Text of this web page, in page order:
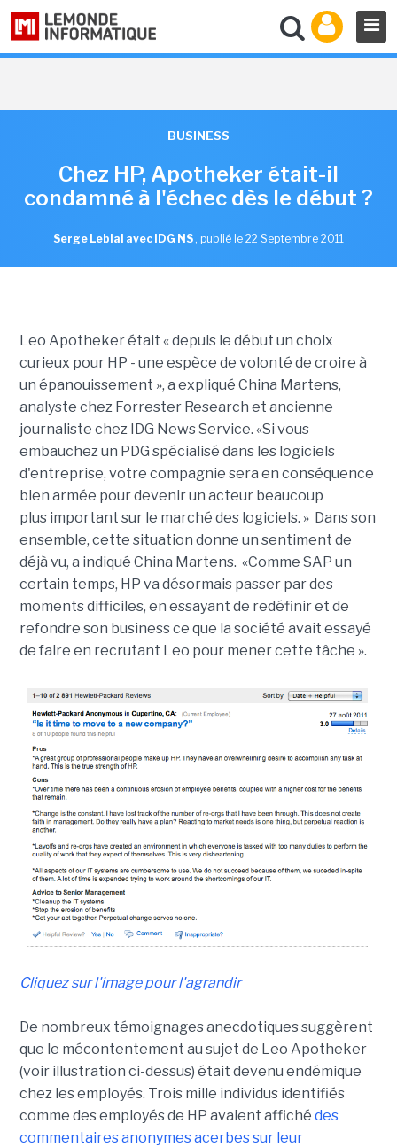
BUSINESS
Chez HP, Apotheker était-il
condamné à l'échec dès le début ?
Serge Leblal avec IDG NS , publié le 22 Septembre 2011
Leo Apotheker était « depuis le début un choix
curieux pour HP - une espèce de volonté de croire à
un épanouissement », a expliqué China Martens,
analyste chez Forrester Research et ancienne
journaliste chez IDG News Service. «Si vous
embauchez un PDG spécialisé dans les logiciels
d'entreprise, votre compagnie sera en conséquence
bien armée pour devenir un acteur beaucoup
plus important sur le marché des logiciels. » Dans son
ensemble, cette situation donne un sentiment de
déjà vu, a indiqué China Martens. «Comme SAP un
certain temps, HP va désormais passer par des
moments difficiles, en essayant de redéfinir et de
refondre son business ce que la société avait essayé
de faire en recrutant Leo pour mener cette tâche ».
Cliquez sur l'image pour l'agrandir
De nombreux témoignages anecdotiques suggèrent
que le mécontentement au sujet de Leo Apotheker
(voir illustration ci-dessus) était devenu endémique
chez les employés. Trois mille individus identifiés
comme des employés de HP avaient affiché des
commentaires anonymes acerbes sur leur